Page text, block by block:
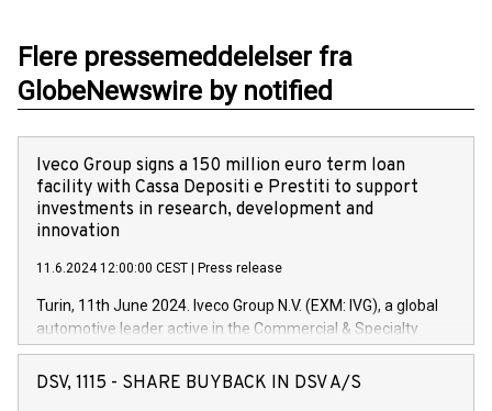
Flere pressemeddelelser fra
GlobeNewswire by notified
Iveco Group signs a 150 million euro term loan
facility with Cassa Depositi e Prestiti to support
investments in research, development and
innovation
11.6.2024 12:00:00 CEST Press release
Turin, 11th June 2024. Iveco Group N.V. (EXM: IVG), a global
automotive leader active in the Commercial & Specialty
Vehicles, Powertrain and related Financial Services arenas,
has successfully signed a term loan facility of 150 million
DSV, 1115 - SHARE BUYBACK IN DSV A/S